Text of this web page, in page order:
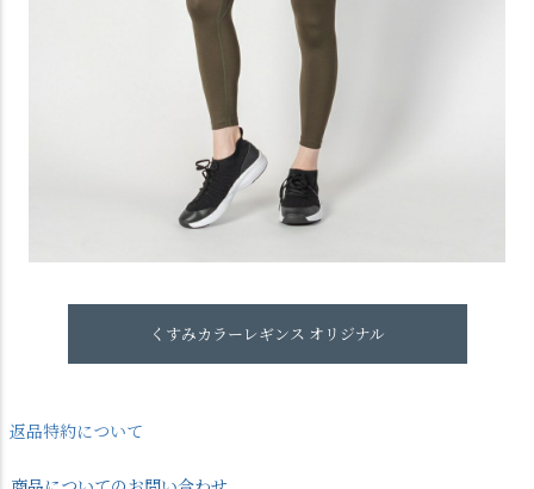
くすみカラーレギンス オリジナル
返品特約について